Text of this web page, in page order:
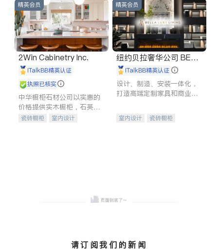
精英会员
2Win Cabinetry Inc.
iTalkBB精英认证
执照已核实
中华橱柜石材公司以实惠的
价格提供实木橱柜，石英石
台面，多种优质不锈钢水
瓷砖橱柜
室内设计
精英会员
纽约贝拉奢华公司 BELL
A LUXE
iTalkBB精英认证
设计、制造、安装一体化，
打造高端定制家具和商业空
室内设计
瓷砖橱柜
请订阅我们的新闻